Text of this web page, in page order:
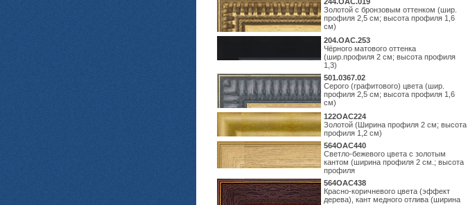
Золотой с бронзовым оттенком (шир.
профиля 2,5 см; высота профиля 1,6
см)
204.OAC.253
Чёрного матового оттенка
(шир.профиля 2 см; высота профиля
1,3)
501.0367.02
Серого (графитового) цвета (шир.
профиля 2,5 см; высота профиля 1,6
см)
122OAC224
Золотой (Ширина профиля 2 см; высота
профиля 1,2 см)
564ОАС440
Светло-бежевого цвета с золотым
кантом (ширина профиля 2 см.; высота
профиля
564ОАС438
Красно-коричневого цвета (эффект
дерева), кант медного отлива (ширина